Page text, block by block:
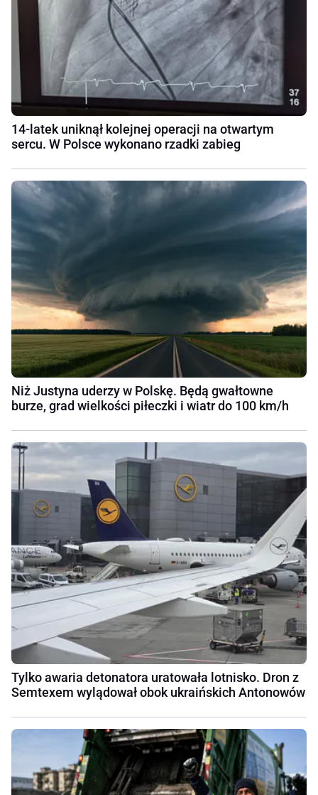
14-latek uniknął kolejnej operacji na otwartym
sercu. W Polsce wykonano rzadki zabieg
Niż Justyna uderzy w Polskę. Będą gwałtowne
burze, grad wielkości piłeczki i wiatr do 100 km/h
Tylko awaria detonatora uratowała lotnisko. Dron z
Semtexem wylądował obok ukraińskich Antonowów